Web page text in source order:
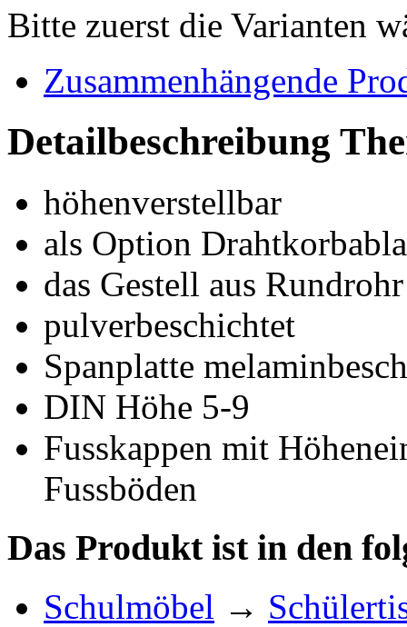
Bitte zuerst die Varianten
Zusammenhängende
Detailbeschreibung
höhenverstellbar
als Option
das Gestell aus
pulverbeschichtet
Spanplatte
DIN Höhe 5-9
Fusskappen mit
Fussböden
Das Produkt ist in den
Schulmöbel →